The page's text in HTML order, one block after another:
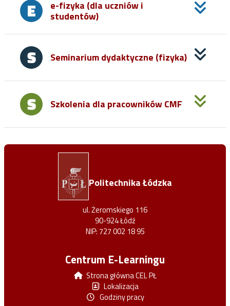
e-fizyka (dla uczniów i
studentów)
Seminarium dydaktyczne (fizyka)
Szkolenia dla pracowników CMF
Politechnika Łódzka
ul. Żeromskiego 116
90-924 Łódź
NIP: 727 002 18 95
Centrum E-Learningu
Strona główna CEL PŁ
Lokalizacja
Godziny pracy